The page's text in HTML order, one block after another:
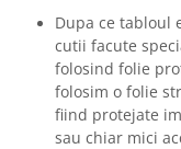
Dupa ce tabloul
cutii facute
folosind folie
folosim o folie
fiind protejate
sau chiar mici